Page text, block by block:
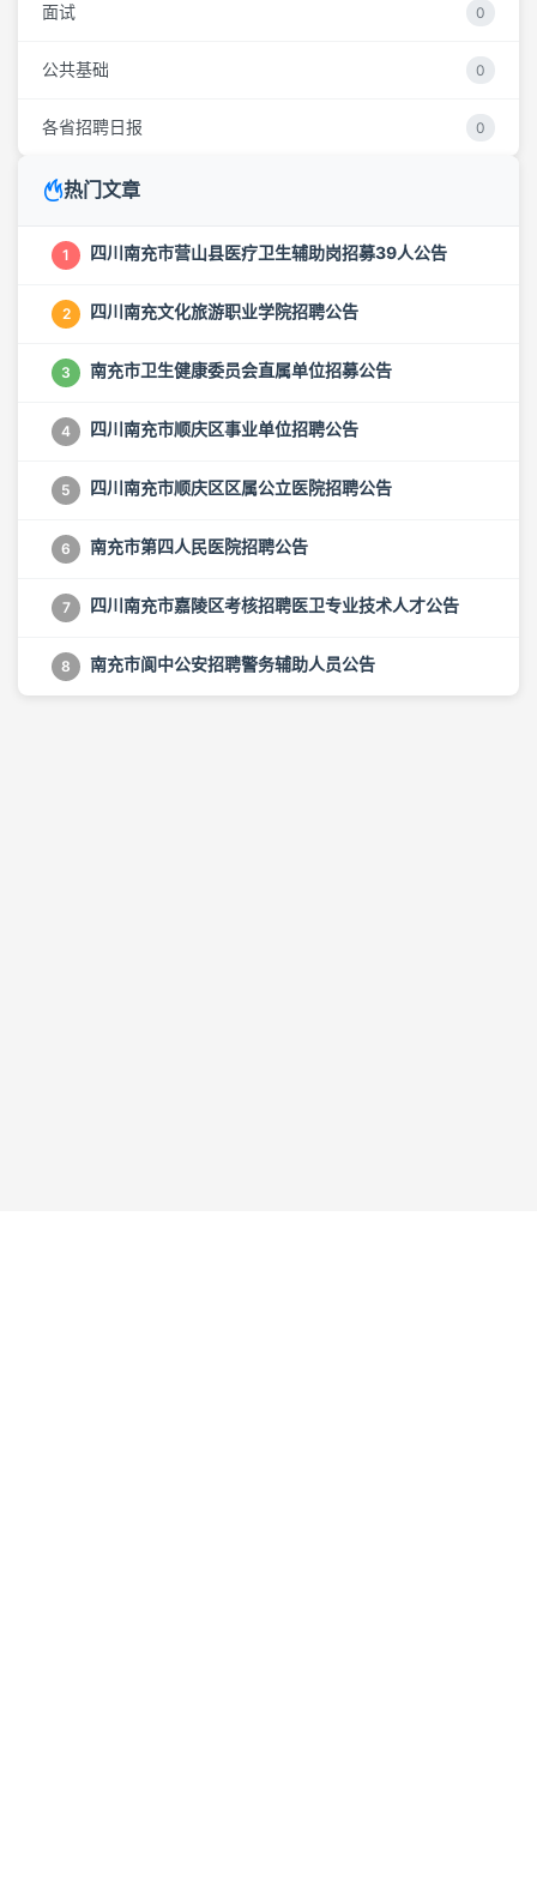
面试 0
公共基础 0
各省招聘日报 0
热门文章
1 四川南充市营山县医疗卫生辅助岗招募39人公告
2 四川南充文化旅游职业学院招聘公告
3 南充市卫生健康委员会直属单位招募公告
4 四川南充市顺庆区事业单位招聘公告
5 四川南充市顺庆区区属公立医院招聘公告
6 南充市第四人民医院招聘公告
7 四川南充市嘉陵区考核招聘医卫专业技术人才公告
8 南充市阆中公安招聘警务辅助人员公告